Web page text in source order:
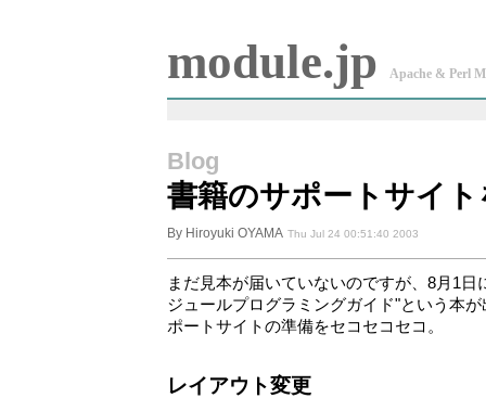
module.jp Apache & Perl
Blog
書籍のサポートサイト
By Hiroyuki OYAMA Thu Jul 24 00:51:40 2003
まだ見本が届いていないのですが、8月1日
ジュールプログラミングガイド"という本
ポートサイトの準備をセコセコセコ。
レイアウト変更